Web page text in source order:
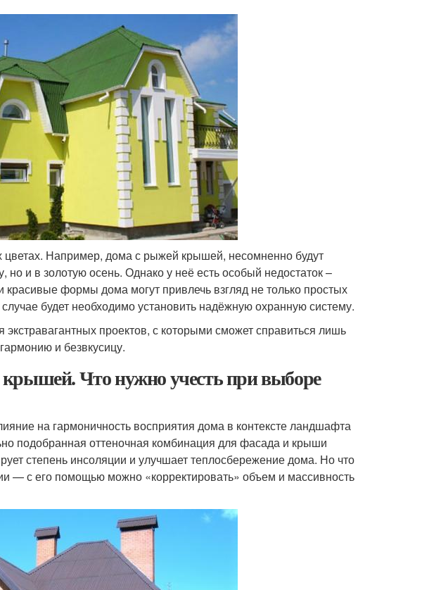
цветах. Например, дома с рыжей крышей, несомненно будут
но и в золотую осень. Однако у неё есть особый недостаток –
красивые формы дома могут привлечь взгляд не только простых
будет необходимо установить надёжную охранную систему.
экстравагантных проектов, с которыми сможет справиться лишь
и безвкусицу.
Что нужно учесть при выборе
на гармоничность восприятия дома в контексте ландшафта
подобранная оттеночная комбинация для фасада и крыши
степень инсоляции и улучшает теплосбережение дома. Но что
— с его помощью можно «корректировать» объем и массивность